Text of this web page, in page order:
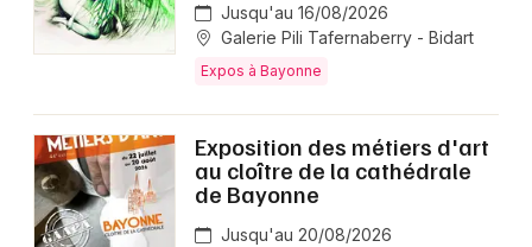
Jusqu'au 16/08/2026
Galerie Pili Tafernaberry - Bidart
Expos à Bayonne
Exposition des métiers d'art
au cloître de la cathédrale
de Bayonne
Jusqu'au 20/08/2026